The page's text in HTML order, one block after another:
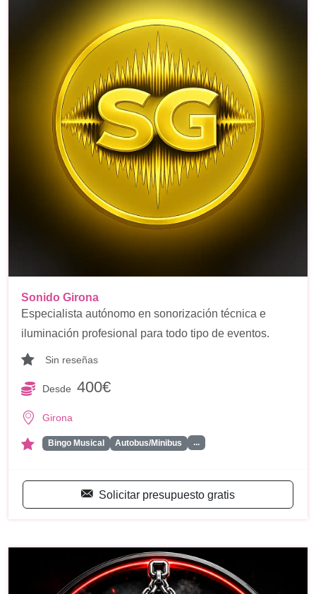
Sonido Girona
Especialista autónomo en sonorización técnica e
iluminación profesional para todo tipo de eventos.
Sin reseñas
Desde 400€
Girona
Bingo Musical Autobus/Minibus ...
Solicitar presupuesto gratis